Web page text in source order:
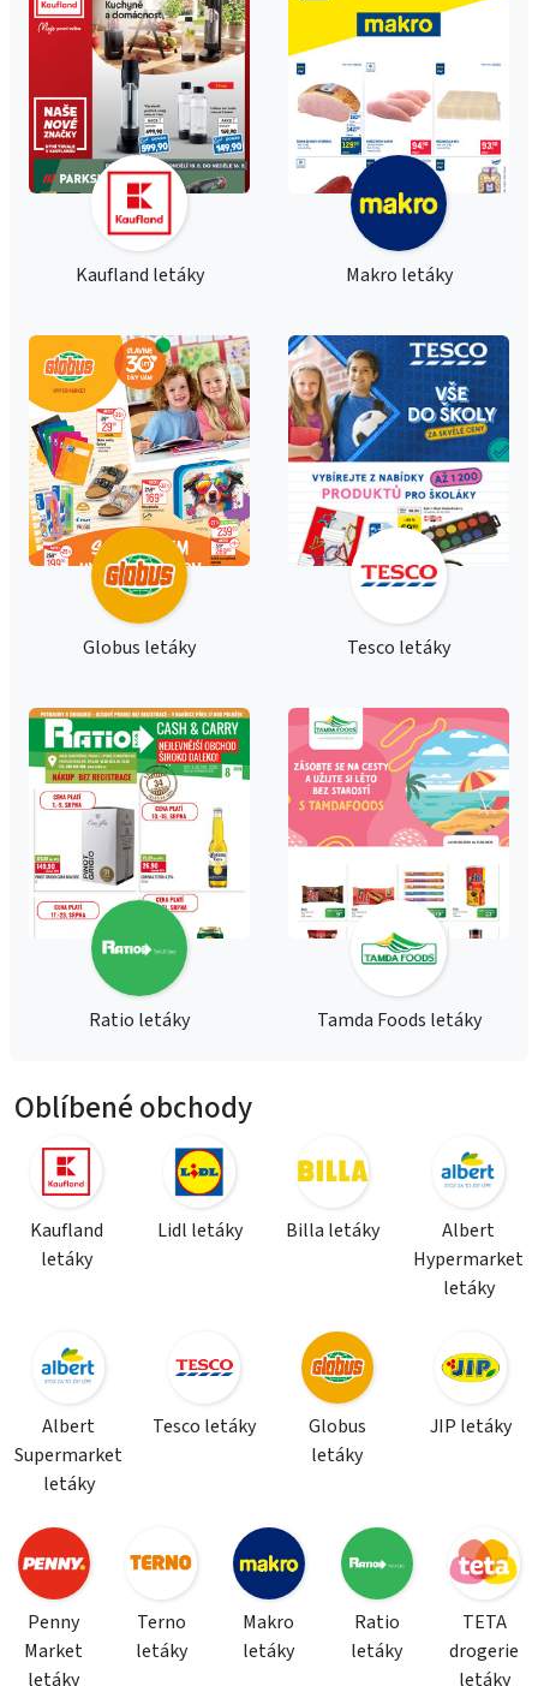
Kaufland letáky Makro letáky
Globus letáky Tesco letáky
Ratio letáky Tamda Foods letáky
Oblíbené obchody
Kaufland
letáky
Lidl letáky Billa letáky
Albert
Hypermarket
letáky
Albert
Supermarket
letáky
Tesco letáky
Globus
letáky
JIP letáky
Penny
Market
letáky
Terno
letáky
Makro
letáky
Ratio
letáky
TETA
drogerie
letáky